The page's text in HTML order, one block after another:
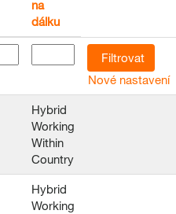
na
dálku
Nové nastavení
Hybrid
Working
Within
Country
Hybrid
Working